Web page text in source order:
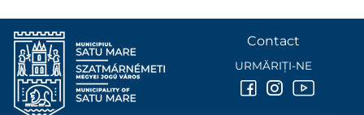
Contact
URMĂRIȚI-NE